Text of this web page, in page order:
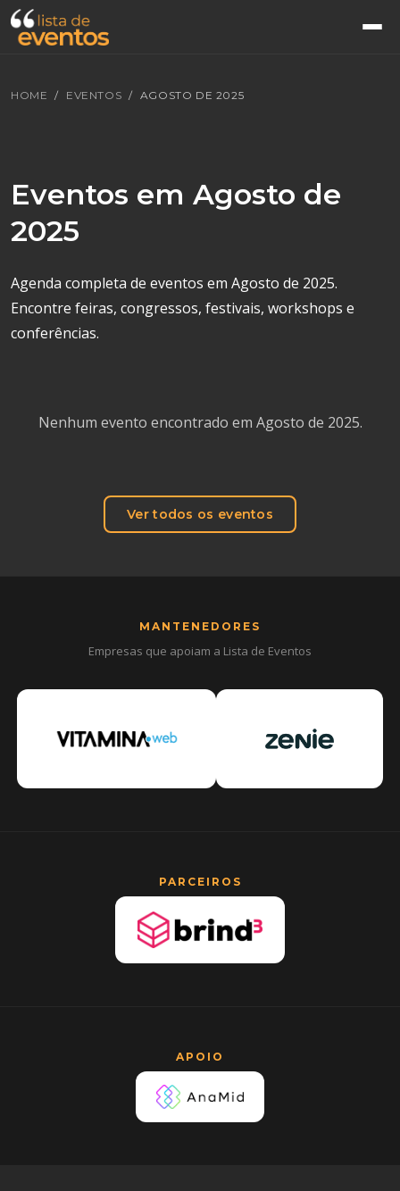
HOME EVENTOS AGOSTO DE 2025
Eventos em Agosto de
2025
Agenda completa de eventos em Agosto de 2025.
Encontre feiras, congressos, festivais, workshops e
conferências.
Nenhum evento encontrado em Agosto de 2025.
Ver todos os eventos
MANTENEDORES
Empresas que apoiam a Lista de Eventos
PARCEIROS
APOIO